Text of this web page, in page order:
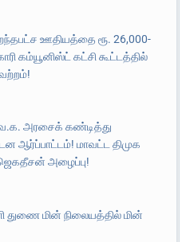
ஊதியத்தை ரூ. 26,000-
கம்யூனிஸ்ட் கட்சி கூட்டத்தில்
அரசைக் கண்டித்து
ஆர்ப்பாட்டம்! மாவட்ட திமுக
அழைப்பு!
துணை மின் நிலையத்தில் மின்